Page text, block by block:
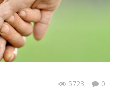
5723 0